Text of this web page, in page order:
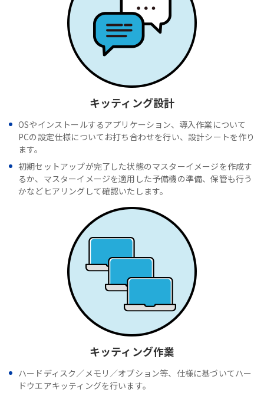
キッティング設計
OSやインストールするアプリケーション、導入作業について
PCの設定仕様についてお打ち合わせを行い、設計シートを作り
ます。
初期セットアップが完了した状態のマスターイメージを作成す
るか、マスターイメージを適用した予備機の準備、保管も行う
かなどヒアリングして確認いたします。
キッティング作業
ハードディスク／メモリ／オプション等、仕様に基づいてハー
ドウエアキッティングを行います。